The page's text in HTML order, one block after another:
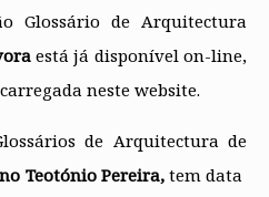
Glossário de Arquitectura
está já disponível on-line,
neste website.
de Arquitectura de
Teotónio Pereira, tem data ​